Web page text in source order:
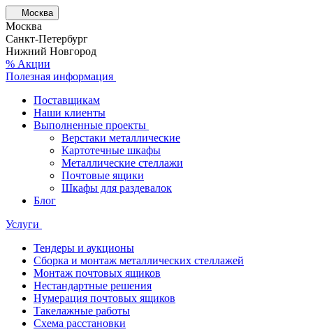
Москва
Москва
Санкт-Петербург
Нижний Новгород
% Акции
Полезная информация
Поставщикам
Наши клиенты
Выполненные проекты
Верстаки металлические
Картотечные шкафы
Металлические стеллажи
Почтовые ящики
Шкафы для раздевалок
Блог
Услуги
Тендеры и аукционы
Сборка и монтаж металлических стеллажей
Монтаж почтовых ящиков
Нестандартные решения
Нумерация почтовых ящиков
Такелажные работы
Схема расстановки